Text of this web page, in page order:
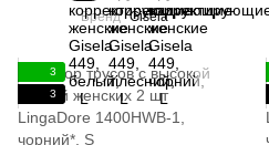
Бренд Gisela
3
3